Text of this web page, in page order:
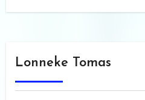
Lonneke Tomas